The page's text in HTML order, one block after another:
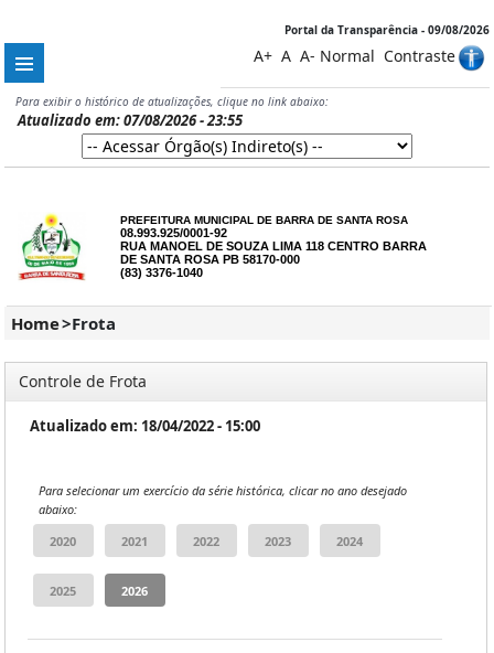
Portal da Transparência - 09/08/2026
A+ A A- Normal Contraste
Para exibir o histórico de atualizações, clique no link abaixo:
Atualizado em: 07/08/2026 - 23:55
PREFEITURA MUNICIPAL DE BARRA DE SANTA ROSA
08.993.925/0001-92
RUA MANOEL DE SOUZA LIMA 118 CENTRO BARRA
DE SANTA ROSA PB 58170-000
(83) 3376-1040
Home>Frota
Controle de Frota
Atualizado em: 18/04/2022 - 15:00
Para selecionar um exercício da série histórica, clicar no ano desejado
abaixo: